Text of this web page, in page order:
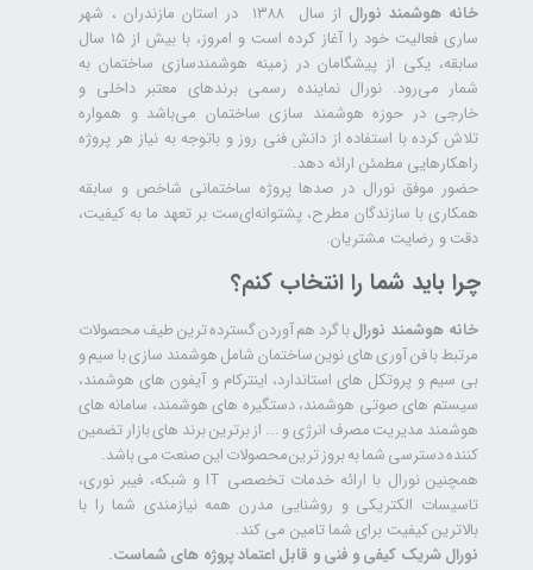
خانه هوشمند نورال
از سال ۱۳۸۸ در استان مازندران ، شهر
ساری فعالیت خود را آغاز کرده است و امروز، با بیش از ۱۵ سال
سابقه، یکی از پیشگامان در زمینه هوشمندسازی ساختمان به
شمار می‌رود. نورال نماینده رسمی برندهای معتبر داخلی و
خارجی در حوزه هوشمند سازی ساختمان می‌باشد و همواره
تلاش کرده با استفاده از دانش فنی روز و باتوجه به نیاز هر پروژه
راهکارهایی مطمئن ارائه دهد.
حضور موفق نورال در صدها پروژه‌ ساختمانی شاخص و سابقه
همکاری با سازندگان مطرح، پشتوانه‌ای‌ست بر تعهد ما به کیفیت،
دقت و رضایت مشتریان.
چرا باید شما را انتخاب کنم؟
خانه هوشمند نورالبا گرد هم آوردن گسترده ترین طیف محصولات
مرتبط با فن آوری های نوین ساختمان شامل هوشمند سازی با سیم و
بی سیم و پروتکل های استاندارد، اینترکام و آیفون های هوشمند،
سیستم های صوتی هوشمند، دستگیره های هوشمند، سامانه های
هوشمند مدیریت مصرف انرژی و ... از برترین برند های بازار تضمین
کننده دسترسی شما به بروز ترین محصولات این صنعت می باشد.
همچنین نورال با ارائه خدمات تخصصی IT و شبکه، فیبر نوری،
تاسیسات الکتریکی و روشنایی مدرن همه نیازمندی شما را با
بالاترین کیفیت برای شما تامین می کند.
نورال شریک کیفی و فنی و قابل اعتماد پروژه های شماست.